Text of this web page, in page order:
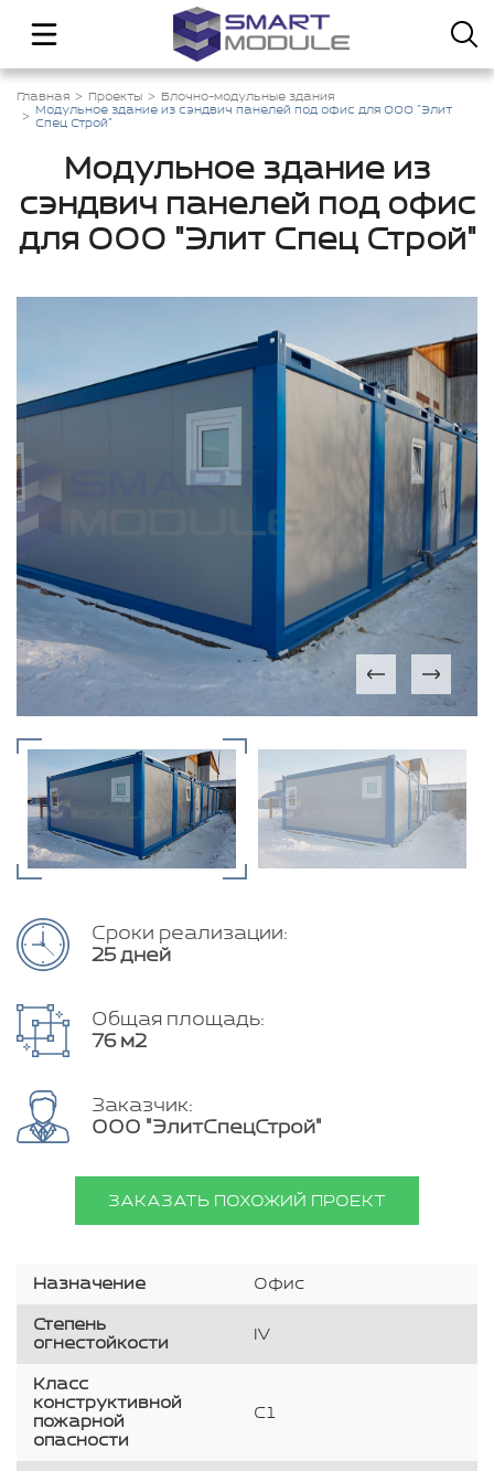
Главная Проекты
Блочно-модульные здания
Модульное здание из сэндвич панелей под офис для ООО "Элит
Спец Строй"
Модульное здание из
сэндвич панелей под офис
для ООО "Элит Спец Строй"
Сроки реализации:
25 дней
Общая площадь:
76 м2
Заказчик:
ООО "ЭлитСпецСтрой"
ЗАКАЗАТЬ ПОХОЖИЙ ПРОЕКТ
Назначение Офис
Степень
огнестойкости
IV
Класс
конструктивной
пожарной
опасности
С1